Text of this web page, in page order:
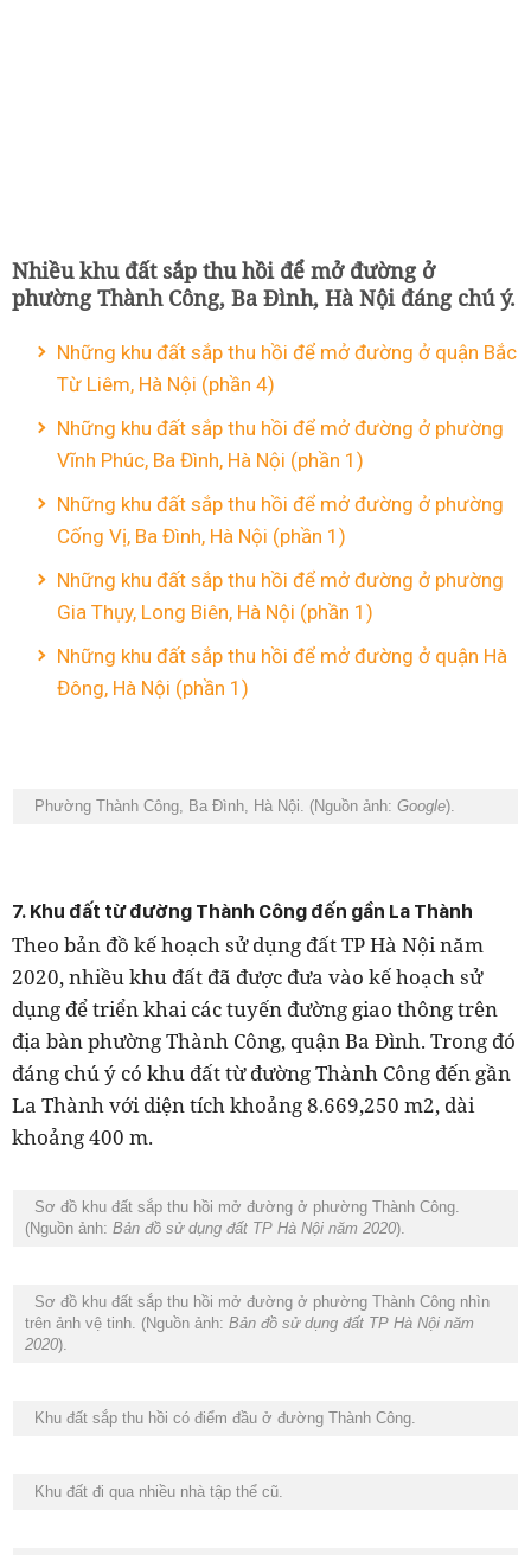
Nhiều khu đất sắp thu hồi để mở đường ở
phường Thành Công, Ba Đình, Hà Nội đáng chú ý.
Những khu đất sắp thu hồi để mở đường ở quận Bắc
Từ Liêm, Hà Nội (phần 4)
Những khu đất sắp thu hồi để mở đường ở phường
Vĩnh Phúc, Ba Đình, Hà Nội (phần 1)
Những khu đất sắp thu hồi để mở đường ở phường
Cống Vị, Ba Đình, Hà Nội (phần 1)
Những khu đất sắp thu hồi để mở đường ở phường
Gia Thụy, Long Biên, Hà Nội (phần 1)
Những khu đất sắp thu hồi để mở đường ở quận Hà
Đông, Hà Nội (phần 1)
Phường Thành Công, Ba Đình, Hà Nội. (Nguồn ảnh: Google).
7. Khu đất từ đường Thành Công đến gần La Thành
Theo bản đồ kế hoạch sử dụng đất TP Hà Nội năm
2020, nhiều khu đất đã được đưa vào kế hoạch sử
dụng để triển khai các tuyến đường giao thông trên
địa bàn phường Thành Công, quận Ba Đình. Trong đó
đáng chú ý có khu đất từ đường Thành Công đến gần
La Thành với diện tích khoảng 8.669,250 m2, dài
khoảng 400 m.
Sơ đồ khu đất sắp thu hồi mở đường ở phường Thành Công.
(Nguồn ảnh: Bản đồ sử dụng đất TP Hà Nội năm 2020).
Sơ đồ khu đất sắp thu hồi mở đường ở phường Thành Công nhìn
trên ảnh vệ tinh. (Nguồn ảnh: Bản đồ sử dụng đất TP Hà Nội năm
2020).
Khu đất sắp thu hồi có điểm đầu ở đường Thành Công.
Khu đất đi qua nhiều nhà tập thể cũ.